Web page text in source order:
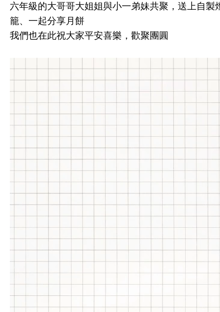
六年級的大哥哥大姐姐與小一弟妹共聚，送上自製
籠、一起分享月餅
我們也在此祝大家平安喜樂，歡聚團圓